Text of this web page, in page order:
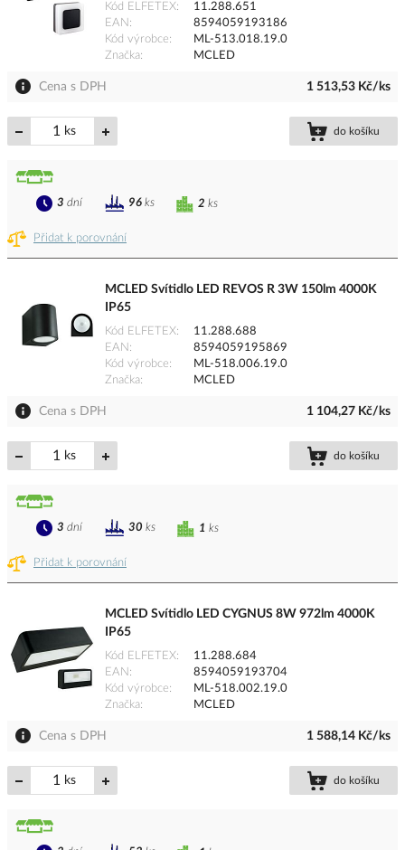
Kód ELFETEX
11.288.651
EAN
8594059193186
Kód výrobce
ML-513.018.19.0
Značka
MCLED
Cena s DPH 1 513,53 Kč/ks
ks do košíku
Přidat k porovnání
2 ks
3 dní 96 ks
MCLED Svítidlo LED REVOS R 3W 150lm 4000K
IP65
Kód ELFETEX
11.288.688
EAN
8594059195869
Kód výrobce
ML-518.006.19.0
Značka
MCLED
Cena s DPH 1 104,27 Kč/ks
ks do košíku
Přidat k porovnání
1 ks
3 dní 30 ks
MCLED Svítidlo LED CYGNUS 8W 972lm 4000K
IP65
Kód ELFETEX
11.288.684
EAN
8594059193704
Kód výrobce
ML-518.002.19.0
Značka
MCLED
Cena s DPH 1 588,14 Kč/ks
ks do košíku